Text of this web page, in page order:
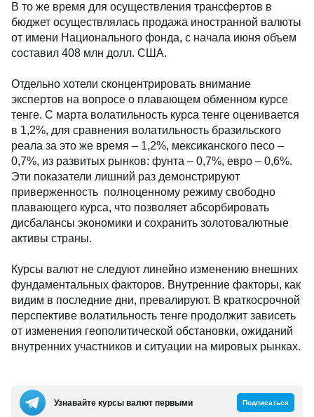
В то же время для осуществления трансфертов в
бюджет осуществлялась продажа иностранной валюты
от имени Национального фонда, с начала июня объем
составил 408 млн долл. США.
Отдельно хотели сконцентрировать внимание
экспертов на вопросе о плавающем обменном курсе
тенге. С марта волатильность курса тенге оценивается
в 1,2%, для сравнения волатильность бразильского
реала за это же время – 1,2%, мексиканского песо –
0,7%, из развитых рынков: фунта – 0,7%, евро – 0,6%.
Эти показатели лишний раз демонстрируют
приверженность полноценному режиму свободно
плавающего курса, что позволяет абсорбировать
дисбалансы экономики и сохранить золотовалютные
активы страны.
Курсы валют не следуют линейно изменению внешних
фундаментальных факторов. Внутренние факторы, как
видим в последние дни, превалируют. В краткосрочной
перспективе волатильность тенге продолжит зависеть
от изменения геополитической обстановки, ожиданий
внутренних участников и ситуации на мировых рынках.
Узнавайте курсы валют первыми Подписаться